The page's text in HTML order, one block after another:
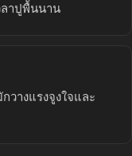
ลาปูพื้นนาน
วางแรงจูงใจและ